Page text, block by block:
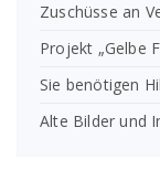
Zuschüsse an
Projekt „Gelbe
Sie benötigen
Alte Bilder und